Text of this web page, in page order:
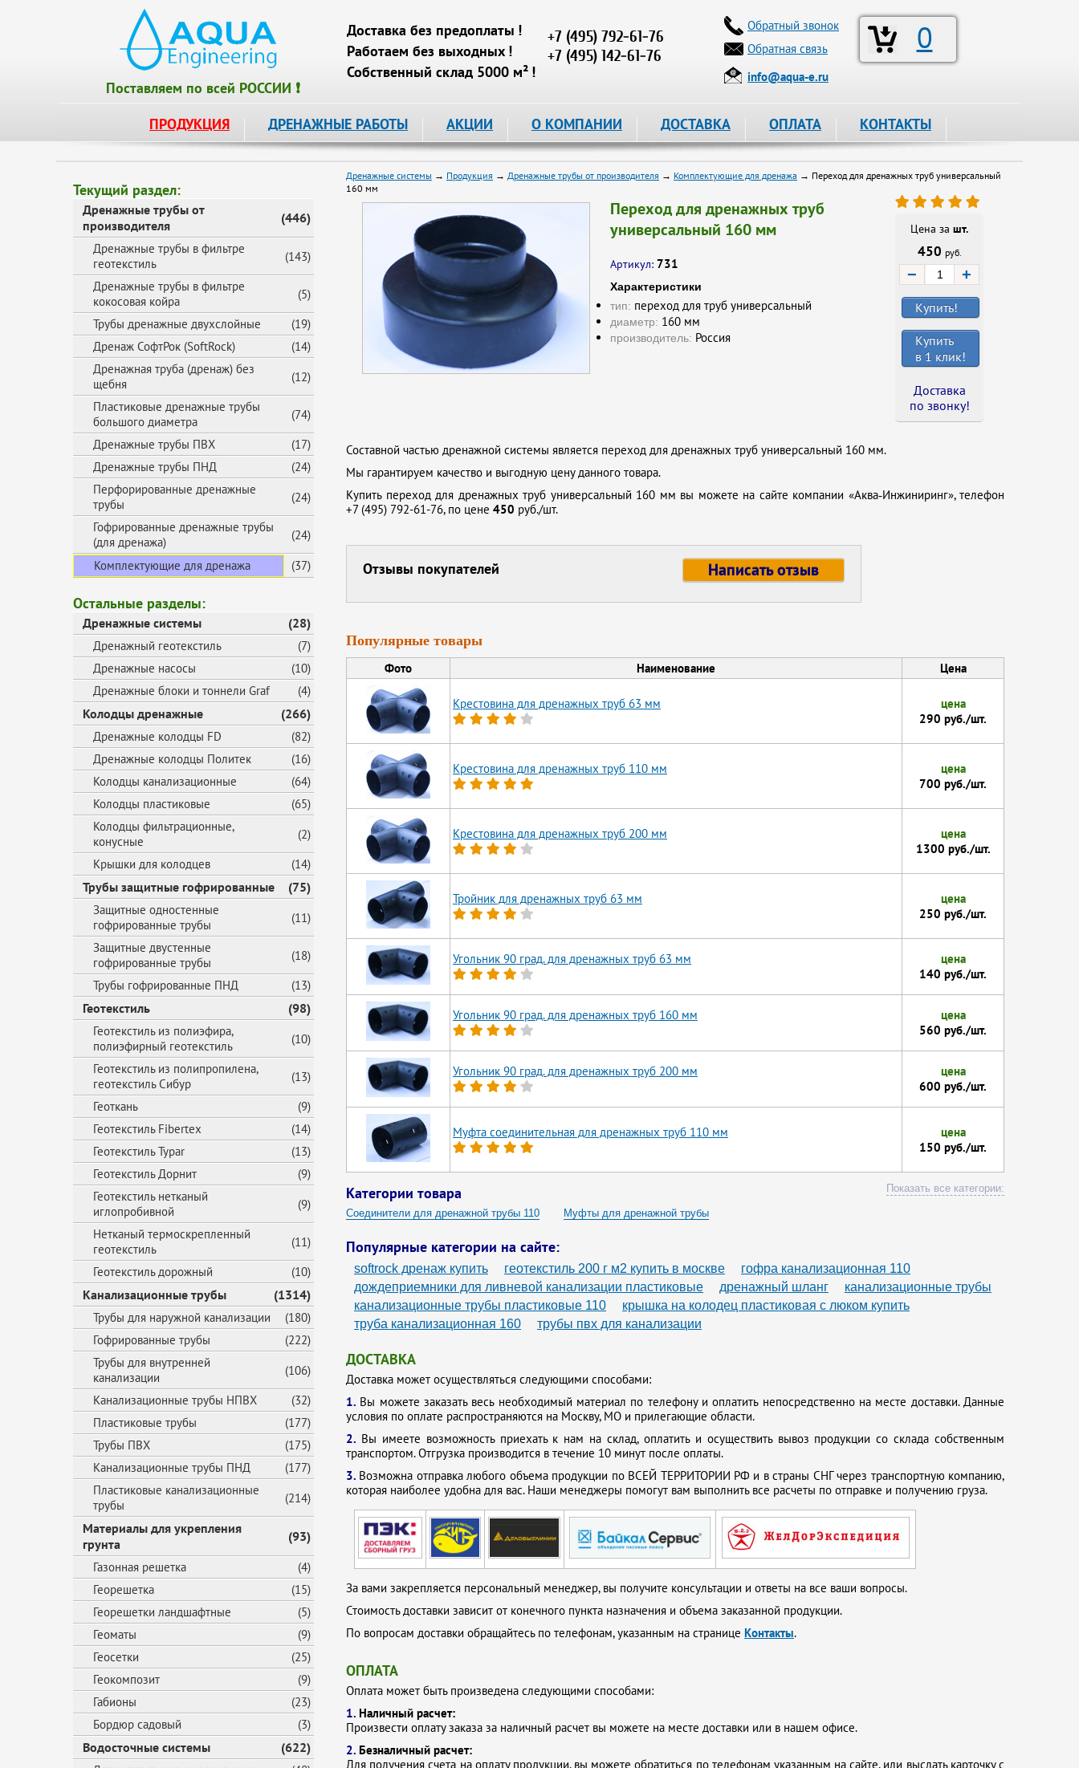
Поставляем по всей РОССИИ ❗
Доставка без предоплаты !
Работаем без выходных !
Собственный склад 5000 м² !
+7 (495) 792-61-76
+7 (495) 142-61-76
0
Обратный звонок
Обратная связь
info@aqua-e.ru
ПРОДУКЦИЯ ДРЕНАЖНЫЕ РАБОТЫ АКЦИИ О КОМПАНИИ ДОСТАВКА ОПЛАТА КОНТАКТЫ
Текущий раздел:
Дренажные трубы от
производителя
(446)
Дренажные трубы в фильтре
геотекстиль
(143)
Дренажные трубы в фильтре
кокосовая койра
(5)
Трубы дренажные двухслойные
(19)
Дренаж СофтРок (SoftRock)
(14)
Дренажная труба (дренаж) без
щебня
(12)
Пластиковые дренажные трубы
большого диаметра
(74)
Дренажные трубы ПВХ
(17)
Дренажные трубы ПНД
(24)
Перфорированные дренажные
трубы
(24)
Гофрированные дренажные трубы
(для дренажа)
(24)
Комплектующие для дренажа
(37)
Остальные разделы:
Дренажные системы (28)
Дренажный геотекстиль
(7)
Дренажные насосы
(10)
Дренажные блоки и тоннели Graf
(4)
Колодцы дренажные (266)
Дренажные колодцы FD
(82)
Дренажные колодцы Политек
(16)
Колодцы канализационные
(64)
Колодцы пластиковые
(65)
Колодцы фильтрационные,
конусные
(2)
Крышки для колодцев
(14)
Трубы защитные гофрированные (75)
Защитные одностенные
гофрированные трубы
(11)
Защитные двустенные
гофрированные трубы
(18)
Трубы гофрированные ПНД
(13)
Геотекстиль (98)
Геотекстиль из полиэфира,
полиэфирный геотекстиль
(10)
Геотекстиль из полипропилена,
геотекстиль Сибур
(13)
Геоткань
(9)
Геотекстиль Fibertex
(14)
Геотекстиль Typar
(13)
Геотекстиль Дорнит
(9)
Геотекстиль нетканый
иглопробивной
(9)
Нетканый термоскрепленный
геотекстиль
(11)
Геотекстиль дорожный
(10)
Канализационные трубы (1314)
Трубы для наружной канализации
(180)
Гофрированные трубы
(222)
Трубы для внутренней
канализации
(106)
Канализационные трубы НПВХ
(32)
Пластиковые трубы
(177)
Трубы ПВХ
(175)
Канализационные трубы ПНД
(177)
Пластиковые канализационные
трубы
(214)
Материалы для укрепления
грунта
(93)
Газонная решетка
(4)
Георешетка
(15)
Георешетки ландшафтные
(5)
Геоматы
(9)
Геосетки
(25)
Геокомпозит
(9)
Габионы
(23)
Бордюр садовый
(3)
Водосточные системы (622)
Дренажные системы → Продукция → Дренажные трубы от производителя → Комплектующие для дренажа → Переход для дренажных труб универсальный
160 мм
Переход для дренажных труб
универсальный 160 мм
Артикул: 731
Характеристики
тип: переход для труб универсальный
диаметр: 160 мм
производитель: Россия
Цена за шт.
450 руб.
− +
Купить!
Купить
в 1 клик!
Доставка
по звонку !
Составной частью дренажной системы является переход для дренажных труб универсальный 160 мм.
Мы гарантируем качество и выгодную цену данного товара.
Купить переход для дренажных труб универсальный 160 мм вы можете на сайте компании «Аква‑Инжиниринг», телефон
+7 (495) 792-61-76,по цене 450 руб./шт.
Отзывы покупателей Написать отзыв
Популярные товары
Фото Наименование Цена
Крестовина для дренажных труб 63 мм
цена
290 руб./шт.
Крестовина для дренажных труб 110 мм
цена
700 руб./шт.
Крестовина для дренажных труб 200 мм
цена
1300 руб./шт.
Тройник для дренажных труб 63 мм
цена
250 руб./шт.
Угольник 90 град. для дренажных труб 63 мм
цена
140 руб./шт.
Угольник 90 град. для дренажных труб 160 мм
цена
560 руб./шт.
Угольник 90 град. для дренажных труб 200 мм
цена
600 руб./шт.
Муфта соединительная для дренажных труб 110 мм
цена
150 руб./шт.
Категории товара Показать все категории:
Соединители для дренажной трубы 110 Муфты для дренажной трубы
Популярные категории на сайте:
softrock дренаж купить геотекстиль 200 г м2 купить в москве
гофра канализационная 110
дождеприемники для ливневой канализации пластиковые
дренажный шланг
канализационные трубы
канализационные трубы пластиковые 110
крышка на колодец пластиковая с люком купить
труба канализационная 160
трубы пвх для канализации
ДОСТАВКА
Доставка может осуществляться следующими способами:
1. Вы можете заказать весь необходимый материал по телефону и оплатить непосредственно на месте доставки. Данные
условия по оплате распространяются на Москву, МО и прилегающие области.
2. Вы имеете возможность приехать к нам на склад, оплатить и осуществить вывоз продукции со склада собственным
транспортом. Отгрузка производится в течение 10 минут после оплаты.
3. Возможна отправка любого объема продукции по ВСЕЙ ТЕРРИТОРИИ РФ и в страны СНГ через транспортную компанию,
которая наиболее удобна для вас. Наши менеджеры помогут вам выполнить все расчеты по отправке и получению груза.
За вами закрепляется персональный менеджер, вы получите консультации и ответы на все ваши вопросы.
Стоимость доставки зависит от конечного пункта назначения и объема заказанной продукции.
По вопросам доставки обращайтесь по телефонам, указанным на странице Контакты.
ОПЛАТА
Оплата может быть произведена следующими способами:
1. Наличный расчет:
Произвести оплату заказа за наличный расчет вы можете на месте доставки или в нашем офисе.
2. Безналичный расчет:
Для получения счета на оплату продукции, вы можете обратиться по телефонам указанным на сайте, или выслать карточку с